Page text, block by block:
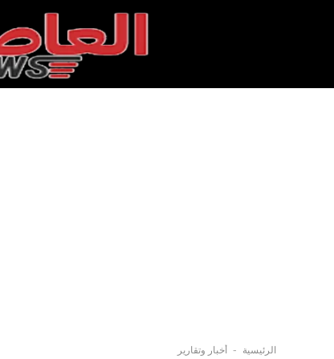
الرئيسية - أخبار وتقارير